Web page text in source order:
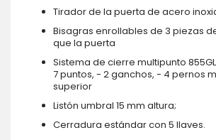
Tirador de la puerta de acero
Bisagras enrollables de 3 piezas
que la puerta
Sistema de cierre multipunto
7 puntos, - 2 ganchos, - 4 pernos
superior
Listón umbral 15 mm altura;
Cerradura estándar con 5 llaves.